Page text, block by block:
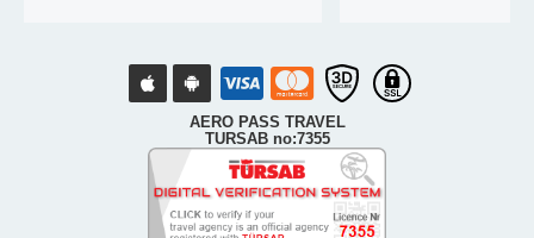
AERO PASS TRAVEL
TURSAB no:7355